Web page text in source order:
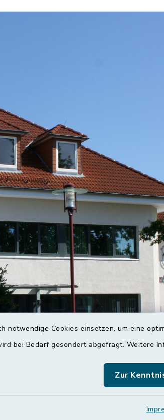
notwendige Cookies einsetzen, um eine
bei Bedarf gesondert abgefragt. Weitere
Zur